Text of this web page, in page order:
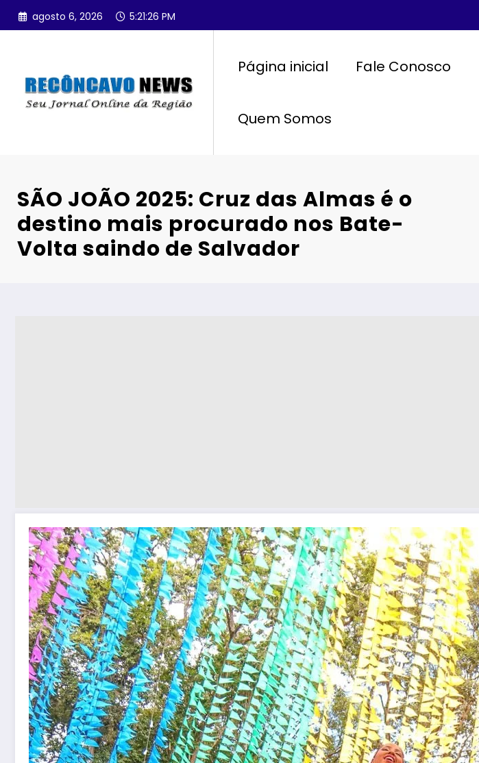
Pular
para
agosto 6, 2026 5:21:27 PM
Página inicial Fale Conosco
Quem Somos
SÃO JOÃO 2025: Cruz das Almas é o
destino mais procurado nos Bate-
Volta saindo de Salvador